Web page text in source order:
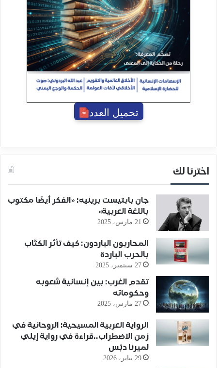
تحميل العدد
اخترنا لك
جان بابتيست برينيه: «الفكر أيضًا مكتوب
باللغة العربية»
21 مارس، 2025
المحاربون الباردون: كيف تأثر الكتّاب
بالحرب الباردة
27 سبتمبر، 2025
تقدم الغرب: بين إنسانية شعوبه
وحكوماته
27 مارس، 2025
الرواية العربية المسيحية: الروحانية في
زمن الاضطراب..قراءة في رواية إيلي
لميرنا دبّس
29 يناير، 2026